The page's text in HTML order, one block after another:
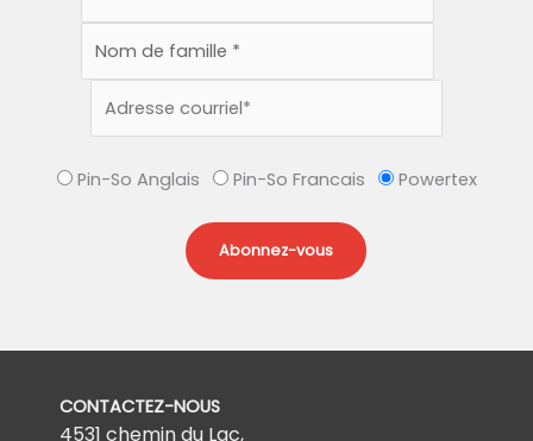
Pin-So Anglais Pin-So Francais Powertex
CONTACTEZ-NOUS
4531 chemin du Lac,